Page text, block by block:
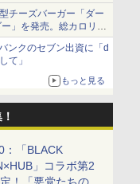
チーズバーガー「ダー
」を発売。総カロリー
！
ンクのセブン出資に「d
て」
もっと見る
：「BLACK
」コラボ第2